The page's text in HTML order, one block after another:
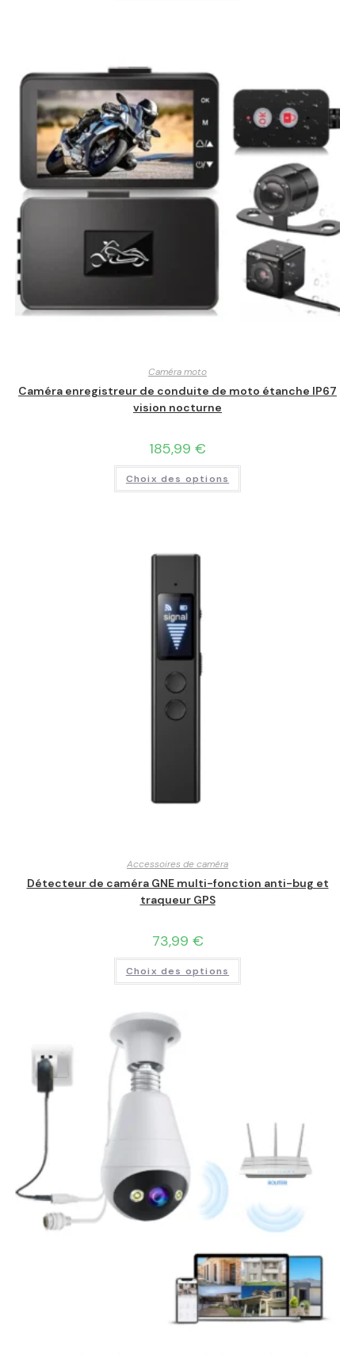
Caméra moto
Caméra enregistreur de conduite de moto étanche IP67
vision nocturne
185,99 €
Choix des options
Accessoires de caméra
Détecteur de caméra GNE multi-fonction anti-bug et
traqueur GPS
73,99 €
Choix des options